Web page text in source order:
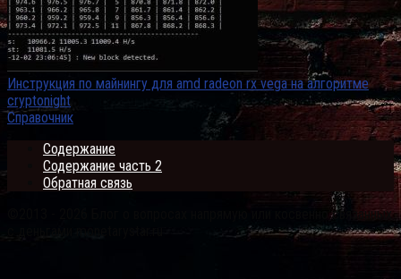
Инструкция по майнингу для amd radeon rx vega на алгоритме
cryptonight
Справочник
Содержание
Содержание часть 2
Обратная связь
©2013 - 2026 Блог о вопросах напрямую или косвенно связанных